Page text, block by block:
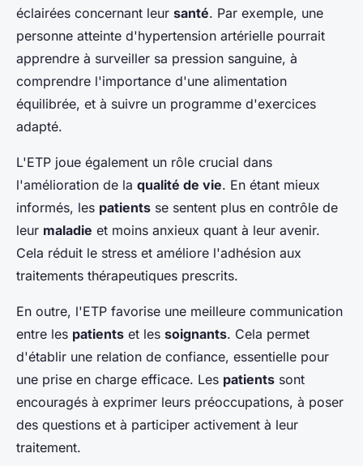
éclairées concernant leur santé. Par exemple, une
personne atteinte d'hypertension artérielle pourrait
apprendre à surveiller sa pression sanguine, à
comprendre l'importance d'une alimentation
équilibrée, et à suivre un programme d'exercices
adapté.
L'ETP joue également un rôle crucial dans
l'amélioration de la qualité de vie. En étant mieux
informés, les patients se sentent plus en contrôle de
leur maladie et moins anxieux quant à leur avenir.
Cela réduit le stress et améliore l'adhésion aux
traitements thérapeutiques prescrits.
En outre, l'ETP favorise une meilleure communication
entre les patients et les soignants. Cela permet
d'établir une relation de confiance, essentielle pour
une prise en charge efficace. Les patients sont
encouragés à exprimer leurs préoccupations, à poser
des questions et à participer activement à leur
traitement.